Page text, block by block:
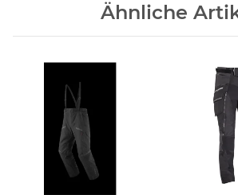
Ähnliche